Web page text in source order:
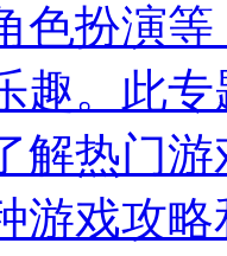
色扮演
趣。此
解热门
游戏攻